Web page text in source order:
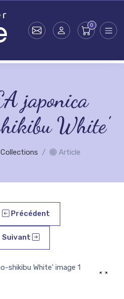
japonica
White'
Article
Précédent
Suivant